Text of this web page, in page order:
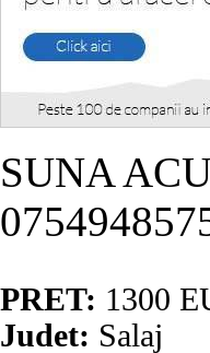
SUNA
PRET: 1300
Judet: Salaj